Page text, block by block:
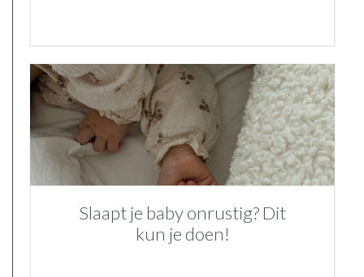
Slaapt je baby onrustig? Dit
kun je doen!